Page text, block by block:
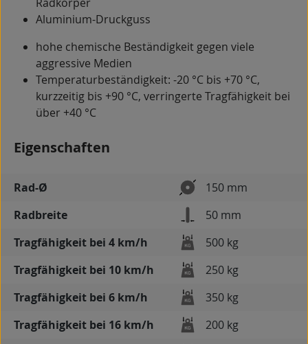
Aluminium-Druckguss
hohe chemische Beständigkeit gegen viele
aggressive Medien
Temperaturbeständigkeit: -20 °C bis +70 °C,
kurzzeitig bis +90 °C, verringerte Tragfähigkeit bei
über +40 °C
Eigenschaften
Rad-Ø
150 mm
Radbreite
50 mm
Tragfähigkeit bei 4 km/h
500 kg
Tragfähigkeit bei 10 km/h
250 kg
Tragfähigkeit bei 6 km/h
350 kg
Tragfähigkeit bei 16 km/h
200 kg